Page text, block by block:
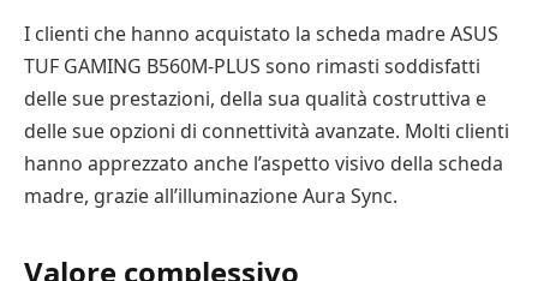
I clienti che hanno acquistato la scheda madre ASUS
TUF GAMING B560M-PLUS sono rimasti soddisfatti
delle sue prestazioni, della sua qualità costruttiva e
delle sue opzioni di connettività avanzate. Molti clienti
hanno apprezzato anche l’aspetto visivo della scheda
madre, grazie all’illuminazione Aura Sync.
Valore complessivo